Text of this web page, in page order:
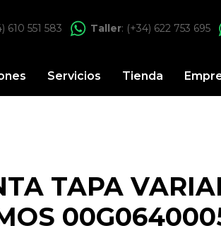
610 551 583 Taller: (+34) 622 753 695
Servicios Tienda
TAPA